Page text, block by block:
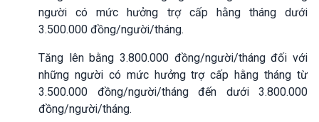
người có mức hưởng trợ cấp hằng tháng dưới
3.500.000 đồng/người/tháng.
Tăng lên bằng 3.800.000 đồng/người/tháng đối với
những người có mức hưởng trợ cấp hằng tháng từ
3.500.000 đồng/người/tháng đến dưới 3.800.000
đồng/người/tháng.